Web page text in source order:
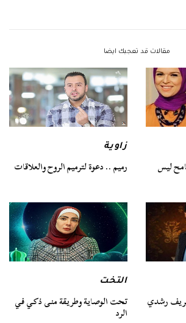
مقالات قد تعجبك ايضا
ليس
زاوية
رميم .. دعوة لترميم الروح والعلاقات
رشدي
التخت
تحت الوصاية وطريقة منى ذكي في
الرد